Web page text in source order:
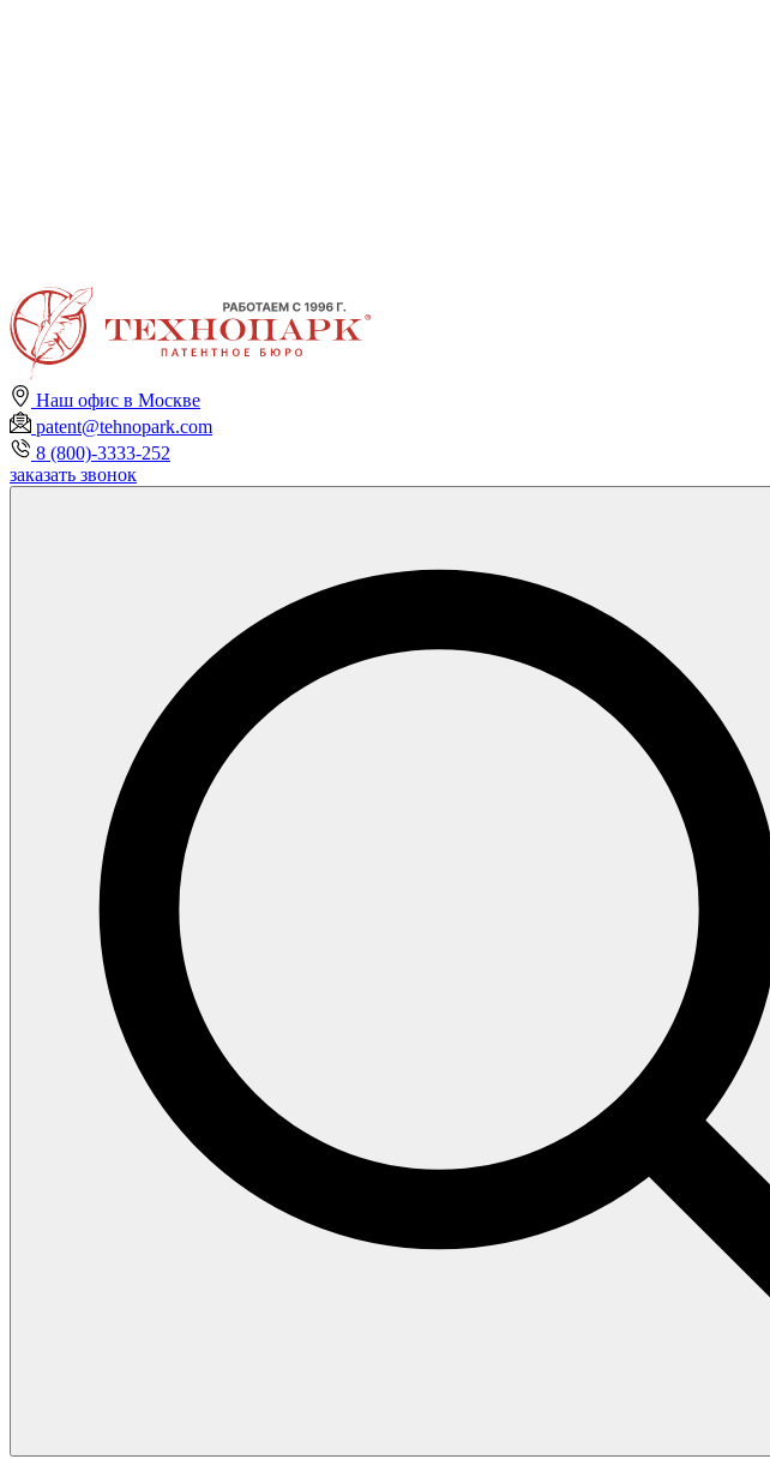
Наш офис в Москве
patent@tehnopark.com
8 (800)-3333-252
заказать звонок